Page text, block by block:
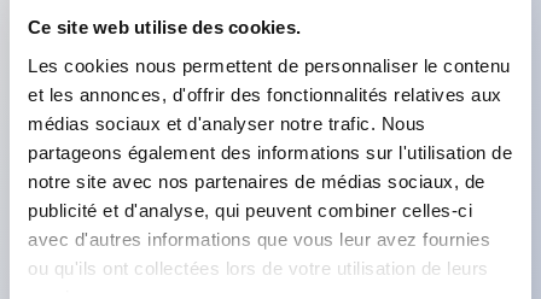
Ce site web utilise des cookies.
Les cookies nous permettent de personnaliser le contenu
et les annonces, d'offrir des fonctionnalités relatives aux
médias sociaux et d'analyser notre trafic. Nous
partageons également des informations sur l'utilisation de
notre site avec nos partenaires de médias sociaux, de
publicité et d'analyse, qui peuvent combiner celles-ci
avec d'autres informations que vous leur avez fournies
ou qu'ils ont collectées lors de votre utilisation de leurs
souder)
Couleur rouge
Degré de protection IP65, IP67 (IEC60529) et
IP69K (ISO20653)
Certifié UL Type 4X
Durée de vie mécanique : minimum 250 000
cycles